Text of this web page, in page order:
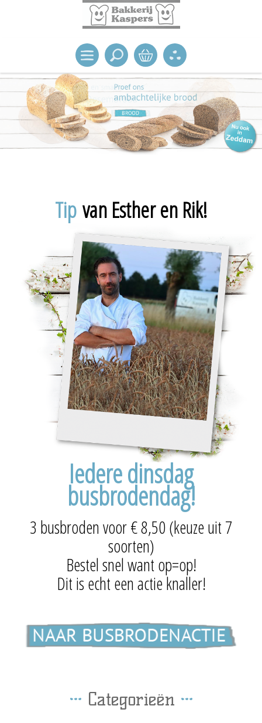
Tipvan Esther en Rik!
Iedere dinsdag
busbrodendag!
3 busbroden voor € 8,50 (keuze uit 7
soorten)
Bestel snel want op=op!
Dit is echt een actie knaller!
Categorieën